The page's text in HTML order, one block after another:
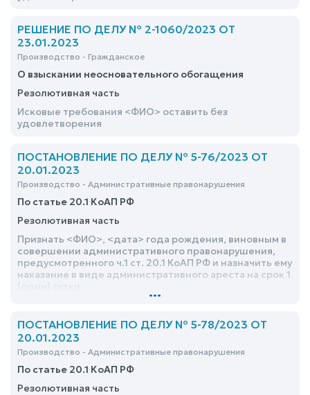
РЕШЕНИЕ ПО ДЕЛУ № 2-1060/2023 ОТ
23.01.2023
Производство - Гражданское
О взыскании неосновательного обогащения
Резолютивная часть
Исковые требования <ФИО> оставить без
удовлетворения
ПОСТАНОВЛЕНИЕ ПО ДЕЛУ № 5-76/2023 ОТ
20.01.2023
Производство - Административные правонарушения
По статье 20.1 КоАП РФ
Резолютивная часть
Признать <ФИО>, <дата> года рождения, виновным в
совершении административного правонарушения,
предусмотренного ч.1 ст. 20.1 КоАП РФ и назначить ему
наказание в виде административного ареста на срок 1
...
ПОСТАНОВЛЕНИЕ ПО ДЕЛУ № 5-78/2023 ОТ
20.01.2023
Производство - Административные правонарушения
По статье 20.1 КоАП РФ
Резолютивная часть